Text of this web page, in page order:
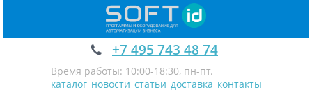
+7 495 743 48 74
Время работы: 10:00-18:30, пн-пт.
каталог новости статьи доставка контакты